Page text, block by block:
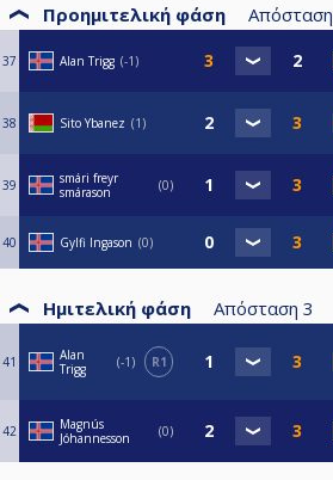
Προημιτελική φάση Απόσταση
37 Alan Trigg -1
38 Sito Ybanez 1
39
smári freyr
smárason
0
40 Gylfi Ingason 0
Ημιτελική φάση Απόσταση 3
41
Alan
Trigg
-1 R1
42
Magnús
Jóhannesson
0